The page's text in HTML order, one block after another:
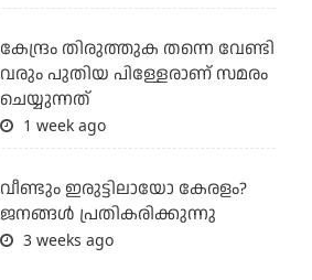
കേന്ദ്രം തിരുത്തുക തന്നെ വേണ്ടി
വരും പുതിയ പിള്ളേരാണ് സമരം
ചെയ്യുന്നത്
1 week ago
വീണ്ടും ഇരുട്ടിലായോ കേരളം?
ജനങ്ങൾ പ്രതികരിക്കുന്നു
3 weeks ago